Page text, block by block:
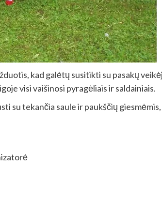
kad galėtų susitikti su pasakų
visi vaišinosi pyragėliais ir saldainiais.
su tekančia saule ir paukščių